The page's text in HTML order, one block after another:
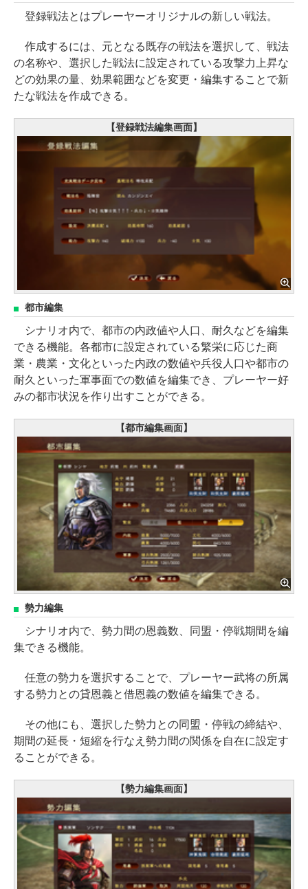
登録戦法とはプレーヤーオリジナルの新しい戦法。
作成するには、元となる既存の戦法を選択して、戦法
の名称や、選択した戦法に設定されている攻撃力上昇な
どの効果の量、効果範囲などを変更・編集することで新
たな戦法を作成できる。
【登録戦法編集画面】
都市編集
シナリオ内で、都市の内政値や人口、耐久などを編集
できる機能。各都市に設定されている繁栄に応じた商
業・農業・文化といった内政の数値や兵役人口や都市の
耐久といった軍事面での数値を編集でき、プレーヤー好
みの都市状況を作り出すことができる。
【都市編集画面】
勢力編集
シナリオ内で、勢力間の恩義数、同盟・停戦期間を編
集できる機能。
任意の勢力を選択することで、プレーヤー武将の所属
する勢力との貸恩義と借恩義の数値を編集できる。
その他にも、選択した勢力との同盟・停戦の締結や、
期間の延長・短縮を行なえ勢力間の関係を自在に設定す
ることができる。
【勢力編集画面】